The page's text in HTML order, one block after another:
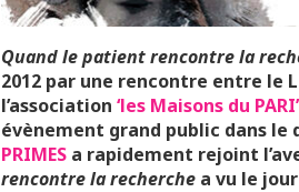
Quand le patient rencontre la
2012 par une rencontre entre le
l’association ‘les Maisons du PARI’
évènement grand public dans le
PRIMES a rapidement rejoint
rencontre la recherche a vu le